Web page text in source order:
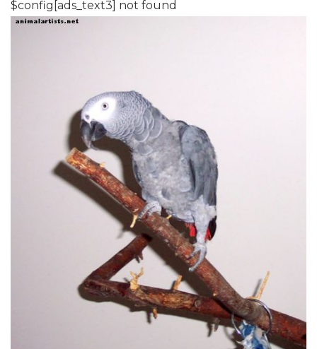
$config[ads_text3] not found